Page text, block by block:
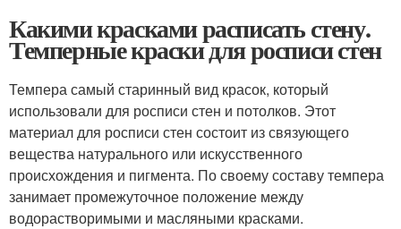
Какими красками расписать стену.
Темперные краски для росписи стен
Темпера самый старинный вид красок, который
использовали для росписи стен и потолков. Этот
материал для росписи стен состоит из связующего
вещества натурального или искусственного
происхождения и пигмента. По своему составу темпера
занимает промежуточное положение между
водорастворимыми и масляными красками.